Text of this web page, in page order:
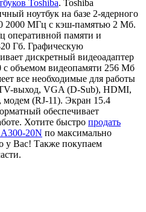
Toshiba. Toshiba
ноутбук на базе 2-ядерного
2000 МГц с кэш-памятью 2 Мб.
памяти и
Гб. Графическую
дискретный видеоадаптер
объемом видеопамяти 256 Мб
все необходимые для работы
выход, VGA (D-Sub), HDMI,
(RJ-11). Экран 15.4
обеспечивает
Хотите быстро продать
20N по максимально
у Вас! Также покупаем